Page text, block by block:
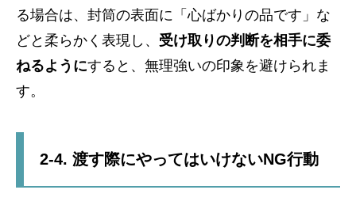
る場合は、封筒の表面に「心ばかりの品です」な
どと柔らかく表現し、 受け取りの判断を相手に委
ねるようにすると、無理強いの印象を避けられま
す。
2-4. 渡す際にやってはいけないNG行動